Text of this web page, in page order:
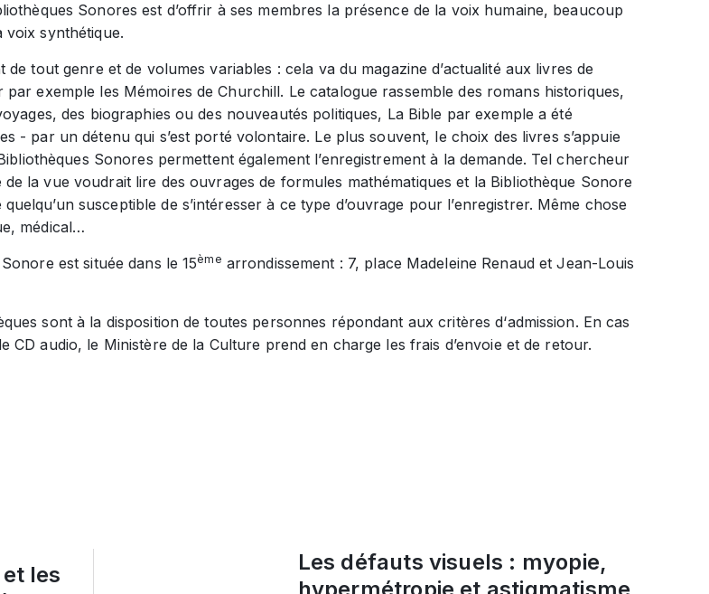
Sonores est d’offrir à ses membres la présence de la voix humaine, beaucoup
voix synthétique.
de tout genre et de volumes variables : cela va du magazine d’actualité aux livres de
exemple les Mémoires de Churchill. Le catalogue rassemble des romans historiques,
des biographies ou des nouveautés politiques, La Bible par exemple a été
- par un détenu qui s’est porté volontaire. Le plus souvent, le choix des livres s’appuie
Sonores permettent également l’enregistrement à la demande. Tel chercheur
de la vue voudrait lire des ouvrages de formules mathématiques et la Bibliothèque Sonore
susceptible de s’intéresser à ce type d’ouvrage pour l’enregistrer. Même chose
médical…
est située dans le 15ème arrondissement : 7, place Madeleine Renaud et Jean-Louis
sont à la disposition de toutes personnes répondant aux critères d‘admission. En cas
CD audio, le Ministère de la Culture prend en charge les frais d’envoie et de retour.
les
Les défauts visuels : myopie,